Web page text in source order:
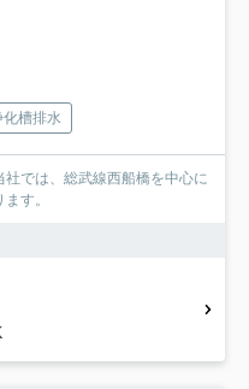
化槽排水
では、総武線西船橋を中心に
す。